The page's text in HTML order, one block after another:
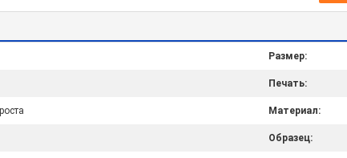
Размер:
Печать:
Материал:
Образец: